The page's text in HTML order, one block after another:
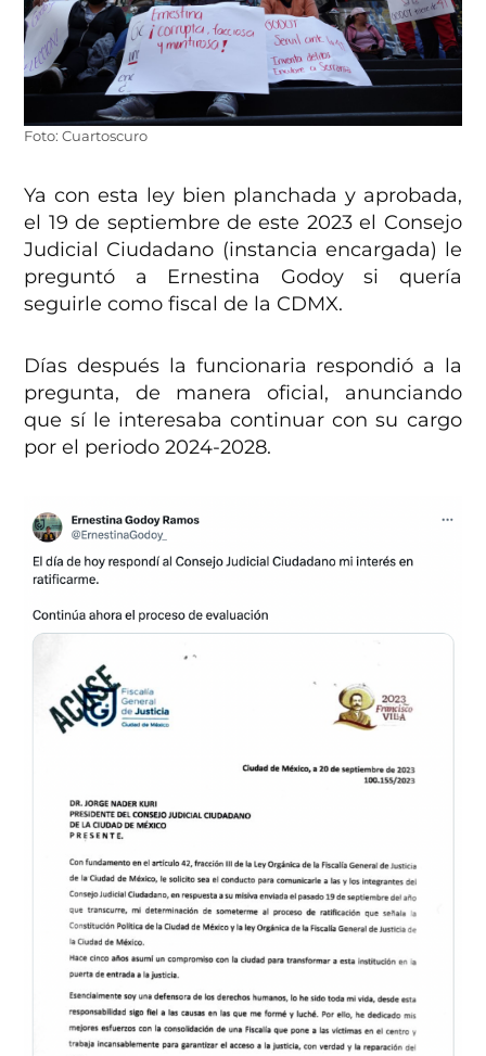
Foto: Cuartoscuro
Ya con esta ley bien planchada y aprobada,
el 19 de septiembre de este 2023 el Consejo
Judicial Ciudadano (instancia encargada) le
preguntó a Ernestina Godoy si quería
seguirle como fiscal de la CDMX.
Días después la funcionaria respondió a la
pregunta, de manera oficial, anunciando
que sí le interesaba continuar con su cargo
por el periodo 2024-2028.